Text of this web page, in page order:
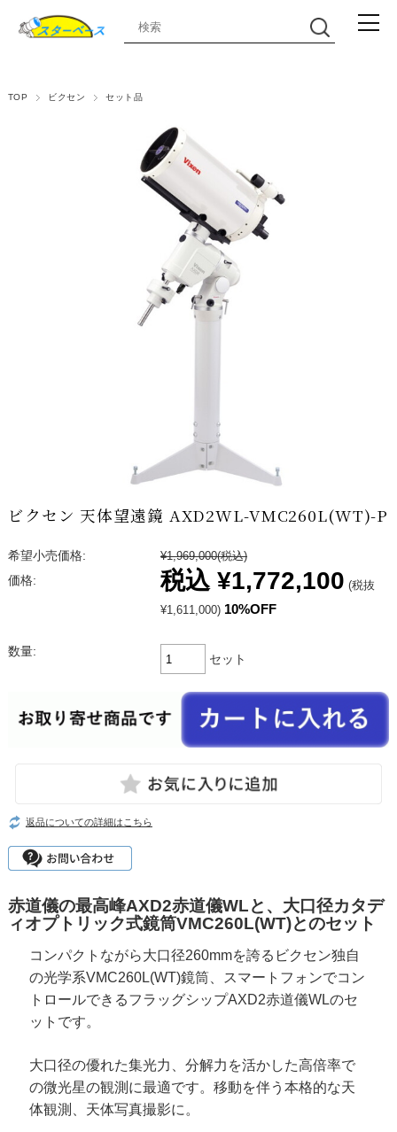
TOP ビクセン セット品
ビクセン 天体望遠鏡 AXD2WL-VMC260L(WT)-P
希望小売価格: ¥1,969,000(税込)
価格:
税込 ¥1,772,100 (税抜
¥1,611,000) 10%OFF
数量:
セット
返品についての詳細はこちら
赤道儀の最高峰AXD2赤道儀WLと、大口径カタデ
ィオプトリック式鏡筒VMC260L(WT)とのセット
コンパクトながら大口径260mmを誇るビクセン独自
の光学系VMC260L(WT)鏡筒、スマートフォンでコン
トロールできるフラッグシップAXD2赤道儀WLのセ
ットです。
大口径の優れた集光力、分解力を活かした高倍率で
の微光星の観測に最適です。移動を伴う本格的な天
体観測、天体写真撮影に。